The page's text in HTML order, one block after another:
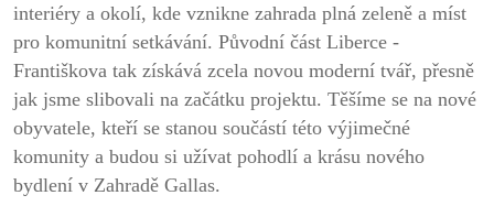
interiéry a okolí, kde vznikne zahrada plná zeleně a míst
pro komunitní setkávání. Původní část Liberce -
Františkova tak získává zcela novou moderní tvář, přesně
jak jsme slibovali na začátku projektu. Těšíme se na nové
obyvatele, kteří se stanou součástí této výjimečné
komunity a budou si užívat pohodlí a krásu nového
bydlení v Zahradě Gallas.